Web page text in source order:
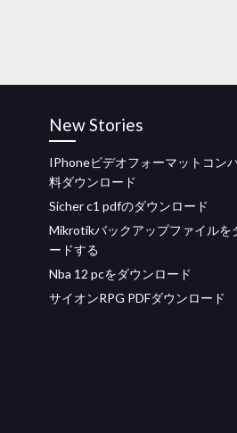
New Stories
IPhoneビデオフォーマットコン
料ダウンロード
Sicher c1 pdfのダウンロード
Mikrotikバックアップファイルを
ードする
Nba 12 pcをダウンロード
サイオンRPG PDFダウンロード